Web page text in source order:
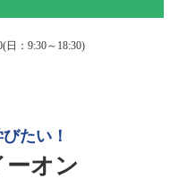
日：9:30～18:30)
たい！
ーオン